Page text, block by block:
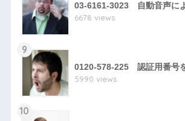
03-6161-3023 自動音声に
6678 views
9
0120-578-225 認証用番号
5990 views
10